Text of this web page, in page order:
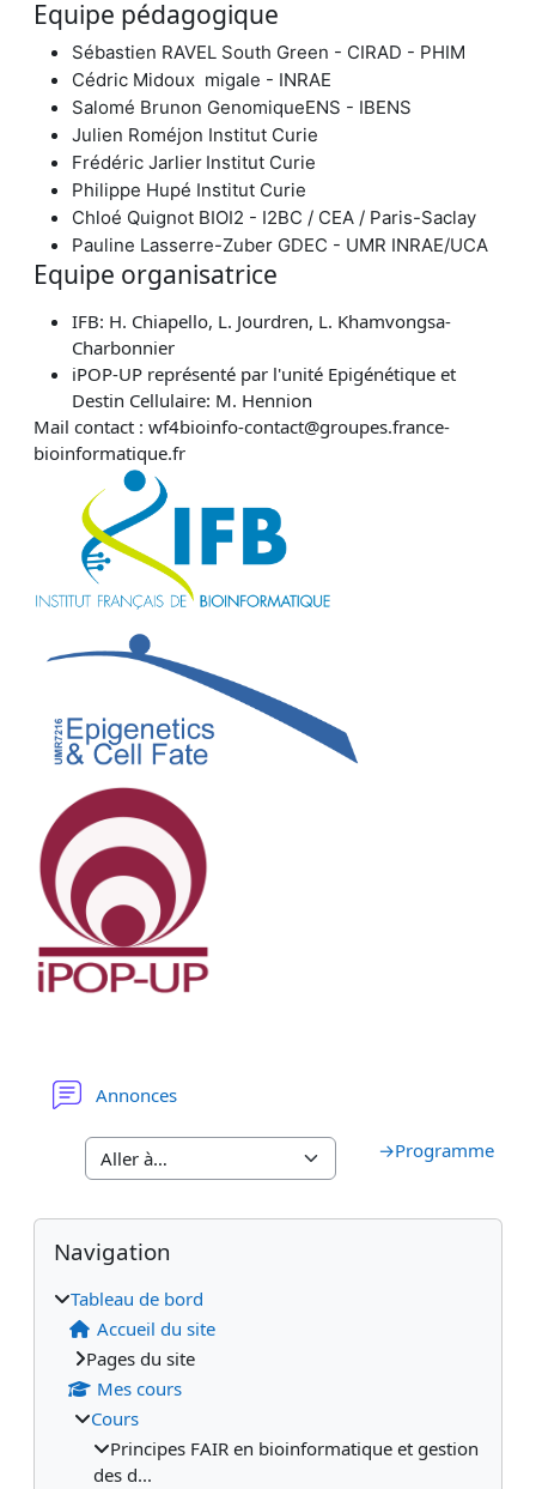
Equipe pédagogique
Sébastien RAVEL South Green - CIRAD - PHIM
Cédric Midoux migale - INRAE
Salomé Brunon GenomiqueENS - IBENS
Julien Roméjon Institut Curie
Frédéric Jarlier Institut Curie
Philippe Hupé Institut Curie
Chloé Quignot BIOI2 - I2BC / CEA / Paris-Saclay
Pauline Lasserre-Zuber GDEC - UMR INRAE/UCA
Equipe organisatrice
IFB: H. Chiapello, L. Jourdren, L. Khamvongsa-
Charbonnier
iPOP-UP représenté par l'unité Epigénétique et
Destin Cellulaire: M. Hennion
Mail contact : wf4bioinfo-contact@groupes.france-
bioinformatique.fr
Annonces
→Programme
Blocs
Blocs supplémentaires
Passer Navigation
Navigation
Tableau de bord
Accueil du site
Pages du site
Mes cours
Cours
Principes FAIR en bioinformatique et gestion
des d...